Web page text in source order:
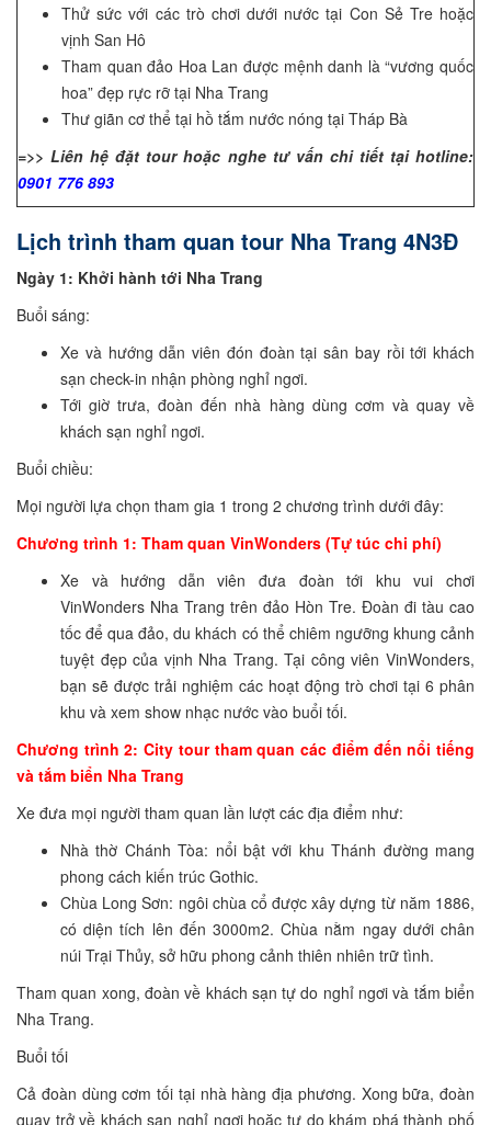
Thử sức với các trò chơi dưới nước tại Con Sẻ Tre hoặc
vịnh San Hô
Tham quan đảo Hoa Lan được mệnh danh là “vương quốc
hoa” đẹp rực rỡ tại Nha Trang
Thư giãn cơ thể tại hồ tắm nước nóng tại Tháp Bà
=>> Liên hệ đặt tour hoặc nghe tư vấn chi tiết tại hotline:
0901 776 893
Lịch trình tham quan tour Nha Trang 4N3Đ
Ngày 1: Khởi hành tới Nha Trang
Buổi sáng:
Xe và hướng dẫn viên đón đoàn tại sân bay rồi tới khách
sạn check-in nhận phòng nghỉ ngơi.
Tới giờ trưa, đoàn đến nhà hàng dùng cơm và quay về
khách sạn nghỉ ngơi.
Buổi chiều:
Mọi người lựa chọn tham gia 1 trong 2 chương trình dưới đây:
Chương trình 1: Tham quan VinWonders (Tự túc chi phí)
Xe và hướng dẫn viên đưa đoàn tới khu vui chơi
VinWonders Nha Trang trên đảo Hòn Tre. Đoàn đi tàu cao
tốc để qua đảo, du khách có thể chiêm ngưỡng khung cảnh
tuyệt đẹp của vịnh Nha Trang. Tại công viên VinWonders,
bạn sẽ được trải nghiệm các hoạt động trò chơi tại 6 phân
khu và xem show nhạc nước vào buổi tối.
Chương trình 2: City tour tham quan các điểm đến nổi tiếng
và tắm biển Nha Trang
Xe đưa mọi người tham quan lần lượt các địa điểm như:
Nhà thờ Chánh Tòa: nổi bật với khu Thánh đường mang
phong cách kiến trúc Gothic.
Chùa Long Sơn: ngôi chùa cổ được xây dựng từ năm 1886,
có diện tích lên đến 3000m2. Chùa nằm ngay dưới chân
núi Trại Thủy, sở hữu phong cảnh thiên nhiên trữ tình.
Tham quan xong, đoàn về khách sạn tự do nghỉ ngơi và tắm biển
Nha Trang.
Buổi tối
Cả đoàn dùng cơm tối tại nhà hàng địa phương. Xong bữa, đoàn
quay trở về khách sạn nghỉ ngơi hoặc tự do khám phá thành phố